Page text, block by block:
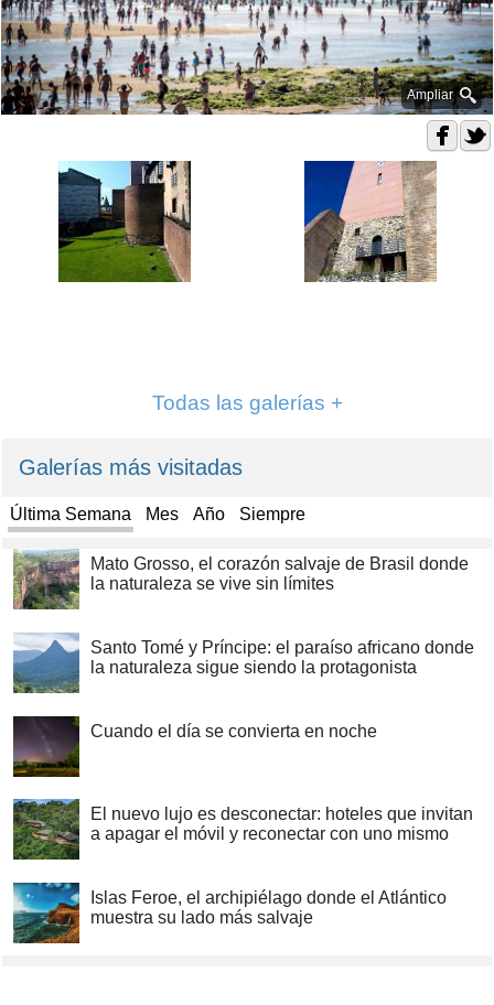
Ampliar
Todas las galerías +
Galerías más visitadas
Última Semana Mes Año Siempre
Mato Grosso, el corazón salvaje de Brasil donde
la naturaleza se vive sin límites
Santo Tomé y Príncipe: el paraíso africano donde
la naturaleza sigue siendo la protagonista
Cuando el día se convierta en noche
El nuevo lujo es desconectar: hoteles que invitan
a apagar el móvil y reconectar con uno mismo
Islas Feroe, el archipiélago donde el Atlántico
muestra su lado más salvaje